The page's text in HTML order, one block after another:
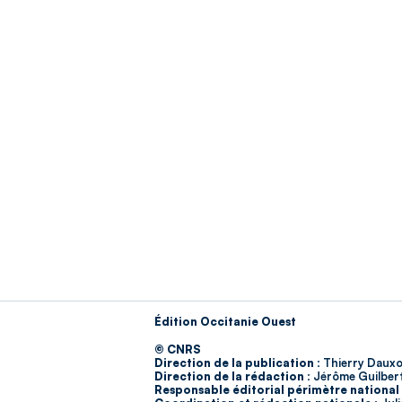
Édition Occitanie Ouest
© CNRS
Direction de la publication : Thierry
Direction de la rédaction : Jérôme
Responsable éditorial périmètre national